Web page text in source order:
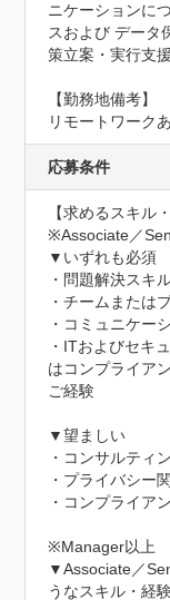
ニケーションに
スおよび データ
策立案・実行支
【勤務地備考】
リモートワーク
応募条件
【求めるスキル
※Associate／
▼いずれも必須
・問題解決スキ
・チームまたは
・コミュニケー
・ITおよびセキ
はコンプライア
ご経験
▼望ましい
・コンサルティ
・プライバシー
・コンプライア
※Manager以上
▼Associate／
うなスキル・経